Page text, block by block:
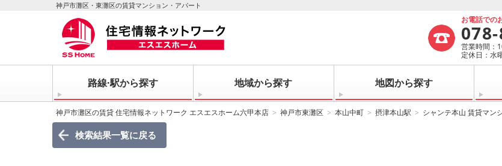
神戸市灘区・東灘区の賃貸マンション・アパート
お電話での
営業時間：
定休日：水
路線·駅から探す 地域から探す 地図から探す
神戸市灘区の賃貸 住宅情報ネットワーク エスエスホーム六甲本店 神戸市東灘区 本山中町 摂津本山駅 シャンテ本山 賃貸マン
検索結果一覧に戻る